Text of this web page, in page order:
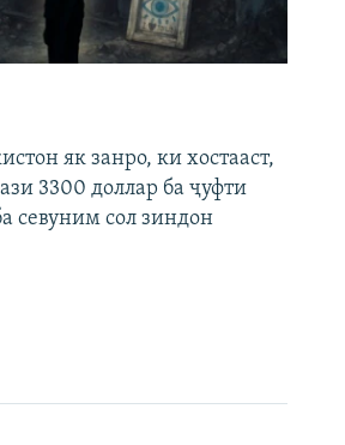
як занро, ки хостааст,
3300 доллар ба ҷуфти
севуним сол зиндон